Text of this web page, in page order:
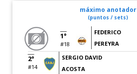
máximo anotador
(puntos / sets)
1°
#18
FEDERICO
PEREYRA
2°
#14
SERGIO DAVID
ACOSTA